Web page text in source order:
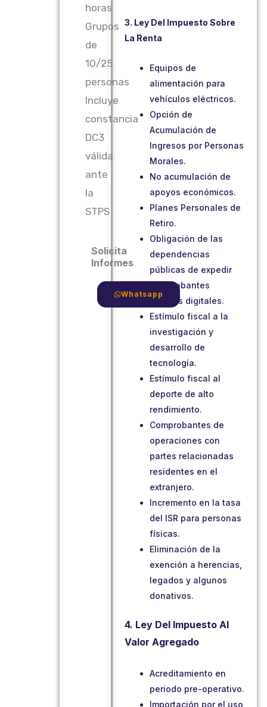
horas
Grupos
de
10/25
personas
Incluye
constancia
DC3
válida
ante
la
STPS
Solicita
Informes
Correo
Whatsapp
3. Ley Del Impuesto Sobre
La Renta
Equipos de
alimentación para
vehículos eléctricos.
Opción de
Acumulación de
Ingresos por Personas
Morales.
No acumulación de
apoyos económicos.
Planes Personales de
Retiro.
Obligación de las
dependencias
públicas de expedir
comprobantes
fiscales digitales.
Estímulo fiscal a la
investigación y
desarrollo de
tecnología.
Estímulo fiscal al
deporte de alto
rendimiento.
Comprobantes de
operaciones con
partes relacionadas
residentes en el
extranjero.
Incremento en la tasa
del ISR para personas
físicas.
Eliminación de la
exención a herencias,
legados y algunos
donativos.
4. Ley Del Impuesto Al
Valor Agregado
Acreditamiento en
periodo pre-operativo.
Importación por el uso